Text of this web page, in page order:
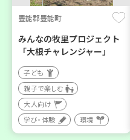
豊能郡豊能町
みんなの牧里プロジェクト
「大根チャレンジャー」
子ども
親子で楽しむ
大人向け
学び・体験
環境